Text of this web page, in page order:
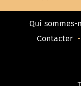
Qui sommes-
Contacter